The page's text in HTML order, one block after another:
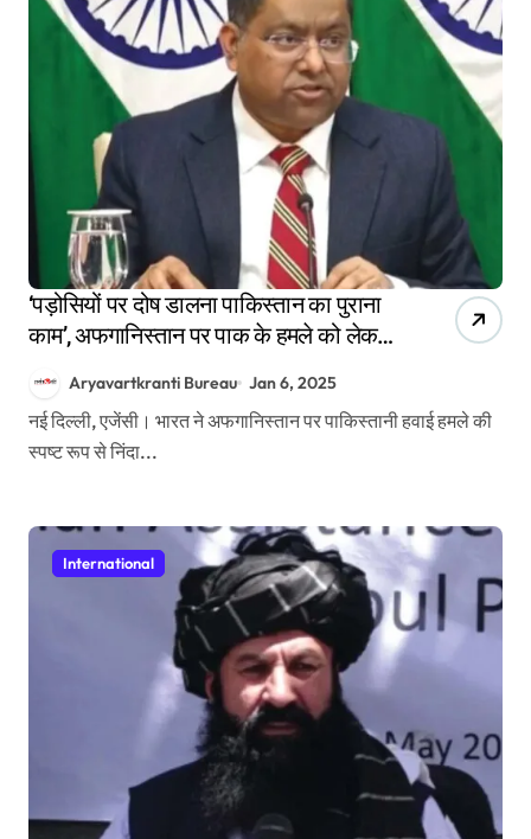
‘पड़ोसियों पर दोष डालना पाकिस्तान का पुराना
काम’, अफगानिस्तान पर पाक के हमले को लेकर
Aryavartkranti Bureau Jan 6, 2025
नई दिल्ली, एजेंसी। भारत ने अफगानिस्तान पर पाकिस्तानी हवाई हमले की
स्पष्ट रूप से निंदा...
International